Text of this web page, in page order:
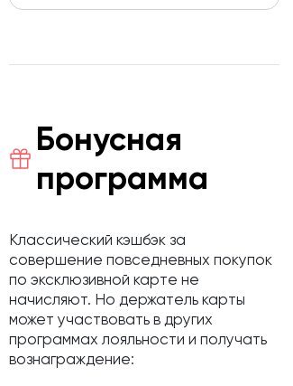
Бонусная
программа
Классический кэшбэк за
совершение повседневных покупок
по эксклюзивной карте не
начисляют. Но держатель карты
может участвовать в других
программах лояльности и получать
вознаграждение: